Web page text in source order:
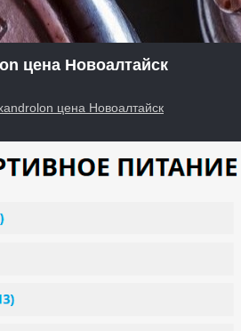
цена Новоалтайск
цена Новоалтайск